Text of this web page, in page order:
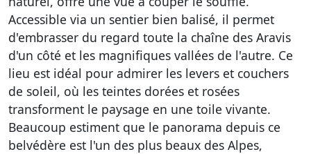
Accessible via un sentier bien balisé, il permet
d'embrasser du regard toute la chaîne des Aravis
d'un côté et les magnifiques vallées de l'autre. Ce
lieu est idéal pour admirer les levers et couchers
de soleil, où les teintes dorées et rosées
transforment le paysage en une toile vivante.
Beaucoup estiment que le panorama depuis ce
belvédère est l'un des plus beaux des Alpes,